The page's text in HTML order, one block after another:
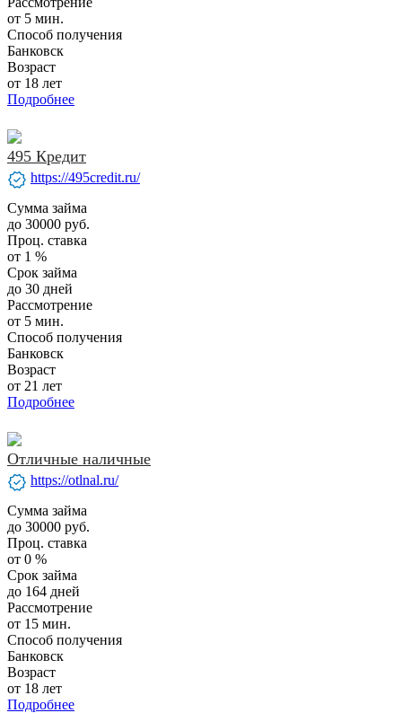
от 5 мин.
Способ получения
Банковск
Возраст
от 18 лет
Подробнее
495 Кредит
verified https://495credit.ru/
Сумма займа
до 30000 руб.
Проц. ставка
от 1 %
Срок займа
до 30 дней
Рассмотрение
от 5 мин.
Способ получения
Банковск
Возраст
от 21 лет
Подробнее
Отличные наличные
verified https://otlnal.ru/
Сумма займа
до 30000 руб.
Проц. ставка
от 0 %
Срок займа
до 164 дней
Рассмотрение
от 15 мин.
Способ получения
Банковск
Возраст
от 18 лет
Подробнее